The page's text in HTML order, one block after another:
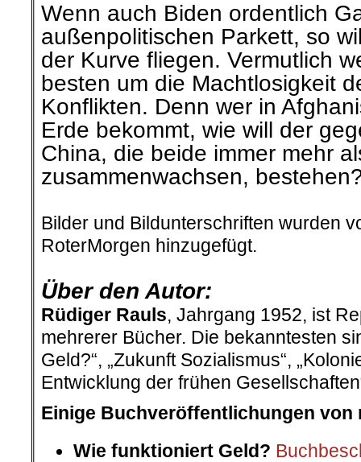
Wenn auch Biden ordentlich
außenpolitischen Parkett, so
der Kurve fliegen. Vermutlich
besten um die Machtlosigkeit
Konflikten. Denn wer in
Erde bekommt, wie will der
China, die beide immer mehr
zusammenwachsen,
Bilder und Bildunterschriften wurden
RoterMorgen hinzugefügt.
Über den Autor:
Rüdiger Rauls, Jahrgang 1952, ist
mehrerer Bücher. Die bekanntesten
Geld?“, „Zukunft Sozialismus“,
Entwicklung der frühen
Einige Buchveröffentlichungen von
Wie funktioniert Geld?